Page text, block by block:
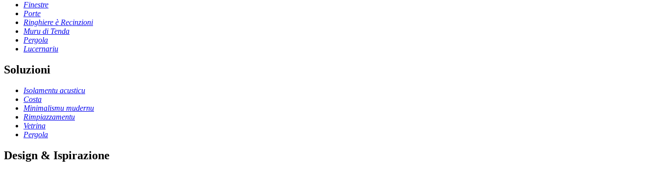
Finestre
Porte
Ringhiere è Recinzioni
Muru di Tenda
Pergola
Lucernariu
Soluzioni
Isolamentu acusticu
Costa
Minimalismu mudernu
Rimpiazzamentu
Vetrina
Pergola
Design & Ispirazione